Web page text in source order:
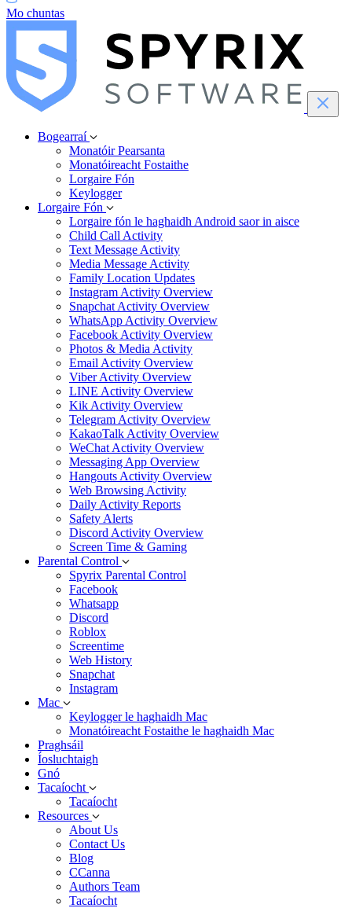
Mo chuntas
Bogearraí
Monatóir Pearsanta
Monatóireacht Fostaithe
Lorgaire Fón
Keylogger
Lorgaire Fón
Lorgaire fón le haghaidh Android saor in aisce
Child Call Activity
Text Message Activity
Media Message Activity
Family Location Updates
Instagram Activity Overview
Snapchat Activity Overview
WhatsApp Activity Overview
Facebook Activity Overview
Photos & Media Activity
Email Activity Overview
Viber Activity Overview
LINE Activity Overview
Kik Activity Overview
Telegram Activity Overview
KakaoTalk Activity Overview
WeChat Activity Overview
Messaging App Overview
Hangouts Activity Overview
Web Browsing Activity
Daily Activity Reports
Safety Alerts
Discord Activity Overview
Screen Time & Gaming
Parental Control
Spyrix Parental Control
Facebook
Whatsapp
Discord
Roblox
Screentime
Web History
Snapchat
Instagram
Mac
Keylogger le haghaidh Mac
Monatóireacht Fostaithe le haghaidh Mac
Praghsáil
Íosluchtaigh
Gnó
Tacaíocht
Tacaíocht
Resources
About Us
Contact Us
Blog
CCanna
Authors Team
Tacaíocht